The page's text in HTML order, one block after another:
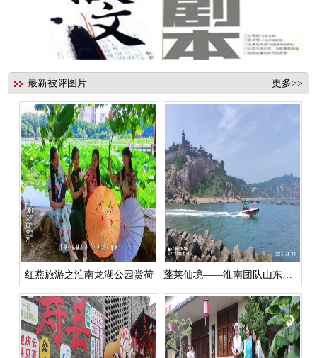
最新被评图片 更多>>
红燕旅游之淮南龙湖公园赏荷 蓬莱仙境——淮南团队山东半岛5日游